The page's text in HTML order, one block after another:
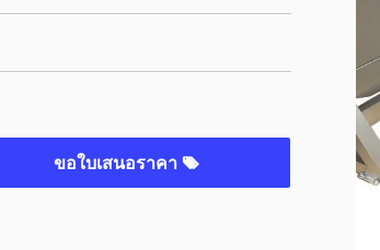
ขอใบเสนอราคา